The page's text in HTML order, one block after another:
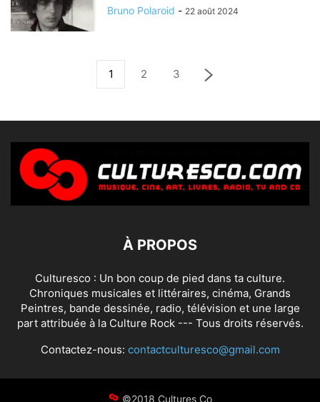
Bruno Polaroid - 22 août 2024
1 2 3
À PROPOS
Culturesco : Un bon coup de pied dans ta culture.
Chroniques musicales et littéraires, cinéma, Grands
Peintres, bande dessinée, radio, télévision et une large
part attribuée à la Culture Rock --- Tous droits réservés.
Contactez-nous: contactculturesco@gmail.com
©2018 Cultures Co